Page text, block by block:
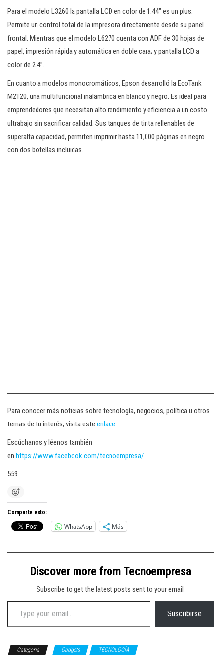
Para el modelo L3260 la pantalla LCD en color de 1.44″ es un plus.
Permite un control total de la impresora directamente desde su panel
frontal. Mientras que el modelo L6270 cuenta con ADF de 30 hojas de
papel, impresión rápida y automática en doble cara; y pantalla LCD a
color de 2.4”.
En cuanto a modelos monocromáticos, Epson desarrolló la EcoTank
M2120, una multifuncional inalámbrica en blanco y negro. Es ideal para
emprendedores que necesitan alto rendimiento y eficiencia a un costo
ultrabajo sin sacrificar calidad. Sus tanques de tinta rellenables de
superalta capacidad, permiten imprimir hasta 11,000 páginas en negro
con dos botellas incluidas.
Para conocer más noticias sobre tecnología, negocios, política u otros
temas de tu interés, visita este enlace
Escúchanos y léenos también
en https://www.facebook.com/tecnoempresa/
559
Comparte esto:
WhatsApp Más
Discover more from Tecnoempresa
Subscribe to get the latest posts sent to your email.
Type your email…
Suscribirse
Categoría Gadgets TECNOLOGÍA